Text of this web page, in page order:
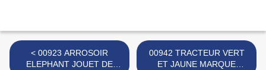
< 00923 ARROSOIR
ELEPHANT JOUET DE
00942 TRACTEUR VERT
ET JAUNE MARQUE